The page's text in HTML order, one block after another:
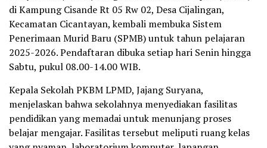
di Kampung Cisande Rt 05 Rw 02, Desa Cijalingan,
Kecamatan Cicantayan, kembali membuka Sistem
Penerimaan Murid Baru (SPMB) untuk tahun pelajaran
2025-2026. Pendaftaran dibuka setiap hari Senin hingga
Sabtu, pukul 08.00-14.00 WIB.
Kepala Sekolah PKBM LPMD, Jajang Suryana,
menjelaskan bahwa sekolahnya menyediakan fasilitas
pendidikan yang memadai untuk menunjang proses
belajar mengajar. Fasilitas tersebut meliputi ruang kelas